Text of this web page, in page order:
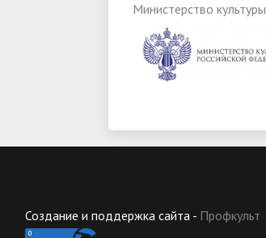
Министерство культуры
Создание и поддержка сайта - Профкульт